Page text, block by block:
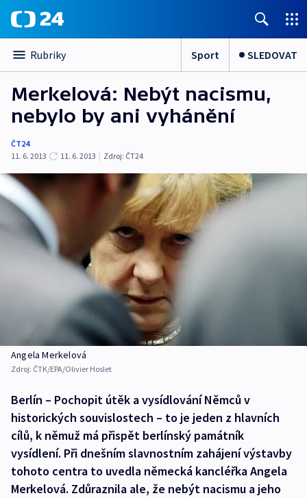
Rubriky Sport SLEDOVAT
Merkelová: Nebýt nacismu,
nebylo by ani vyhánění
ČT24
11. 6. 2013
11. 6. 2013 | Zdroj: ČT24
Angela Merkelová
Zdroj: ČTK/EPA/Olivier Hoslet
Berlín – Pochopit útěk a vysídlování Němců v
historických souvislostech – to je jeden z hlavních
cílů, k němuž má přispět berlínský památník
vysídlení. Při dnešním slavnostním zahájení výstavby
tohoto centra to uvedla německá kancléřka Angela
Merkelová. Zdůraznila ale, že nebýt nacismu a jeho